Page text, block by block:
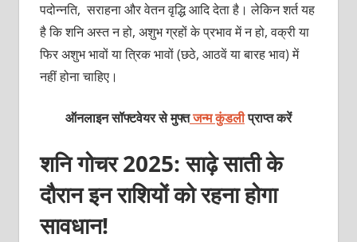
पदोन्नति, सराहना और वेतन वृद्धि आदि देता है। लेकिन शर्त यह
है कि शनि अस्त न हो, अशुभ ग्रहों के प्रभाव में न हो, वक्री या
फिर अशुभ भावों या त्रिक भावों (छठे, आठवें या बारह भाव) में
नहीं होना चाहिए।
ऑनलाइन सॉफ्टवेयर से मुफ्तजन्म कुंडलीप्राप्त करें
शनि गोचर 2025: साढ़े साती के
दौरान इन राशियों को रहना होगा
सावधान!